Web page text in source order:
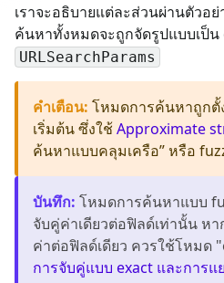
เราจะอธิบายแต่ละส่วนผ่านตัวอย่
ค้นหาทั้งหมดจะถูกจัดรูปแบบเป็
URLSearchParams
คำเตือน: โหมดการค้นหาถูกตั้
เริ่มต้น ซึ่งใช้Approximate
ค้นหาแบบคลุมเครือ” หรือ
บันทึก: โหมดการค้นหาแบบ
จับคู่ค่าเดียวต่อฟิลด์เท่านั้น ห
ค่าต่อฟิลด์เดียว ควรใช้โหมด
การจับคู่แบบ exact และการ